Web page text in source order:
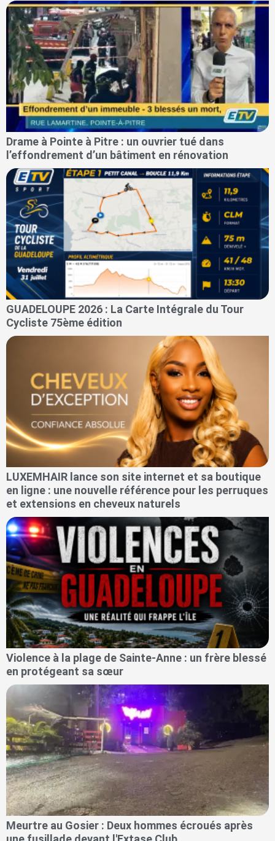
Drame à Pointe à Pitre : un ouvrier tué dans
l’effondrement d’un bâtiment en rénovation
GUADELOUPE 2026 : La Carte Intégrale du Tour
Cycliste 75ème édition
LUXEMHAIR lance son site internet et sa boutique
en ligne : une nouvelle référence pour les perruques
et extensions en cheveux naturels
Violence à la plage de Sainte-Anne : un frère blessé
en protégeant sa sœur
Meurtre au Gosier : Deux hommes écroués après